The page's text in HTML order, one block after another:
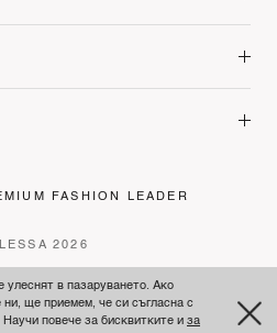
улеснят в пазаруването. Ако
ще приемем, че си съгласна с
повече за бисквитките и за
FASHION LEADER
2026